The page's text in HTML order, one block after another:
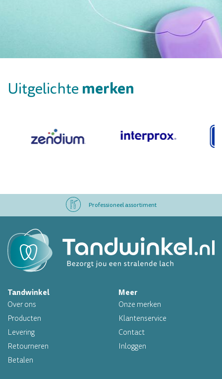
Uitgelichte merken
Professioneel assortiment
Op werkdagen voor 16.00 uur besteld, morgen in huis
Professioneel assortiment
Altijd op voorraad
Tandwinkel
Over ons
Producten
Levering
Retourneren
Betalen
Meer
Onze merken
Klantenservice
Contact
Inloggen